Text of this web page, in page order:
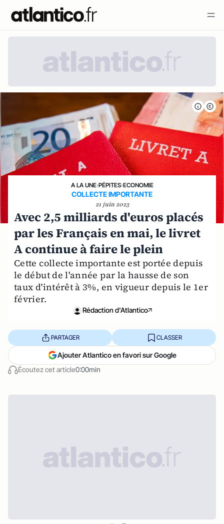
A LA UNE›PÉPITES›ECONOMIE
COLLECTE IMPORTANTE
21 juin 2023
Avec 2,5 milliards d'euros placés
par les Français en mai, le livret
A continue à faire le plein
Cette collecte importante est portée depuis
le début de l'année par la hausse de son
taux d'intérêt à 3%, en vigueur depuis le 1er
février.
Rédaction d'Atlantico
Écoutez cet article0:00min
PARTAGER CLASSER
Ajouter Atlantico en favori sur Google